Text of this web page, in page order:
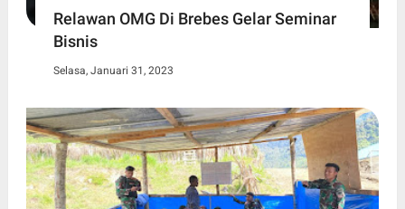
Relawan OMG Di Brebes Gelar Seminar
Bisnis
Selasa, Januari 31, 2023